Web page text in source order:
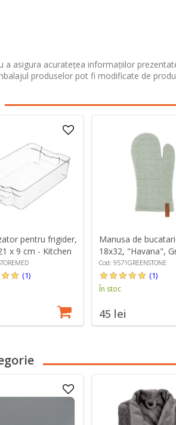
asigura acuratețea informațiilor
produselor pot fi modificate de
pentru frigider,
x 9 cm - Kitchen
(1)
Manusa de
18x32, "Havana",
stone - Tiseco
Cod: 9571GREENSTONE
(1)
În stoc
45 lei